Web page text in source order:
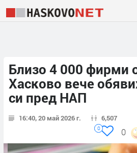
Близо 4 000 фирми
Хасково вече
си пред НАП
16:40, 20 май 2026 г. 6,507
0
0